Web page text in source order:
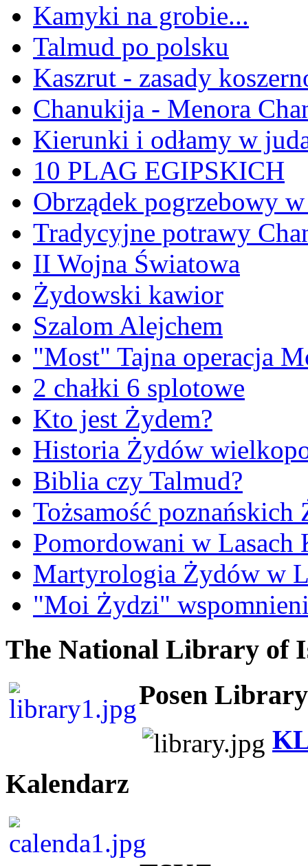
Kamyki na grobie...
Talmud po polsku
Kaszrut - zasady
Chanukija - Menora
Kierunki i odłamy w
10 PLAG EGIPSKICH
Obrządek pogrzebowy
Tradycyjne potrawy
II Wojna Światowa
Żydowski kawior
Szalom Alejchem
"Most" Tajna operacja
2 chałki 6 splotowe
Kto jest Żydem?
Historia Żydów
Biblia czy Talmud?
Tożsamość poznańskich
Pomordowani w Lasach
Martyrologia Żydów w
"Moi Żydzi"
The National Library of
Posen Library
Kalendarz